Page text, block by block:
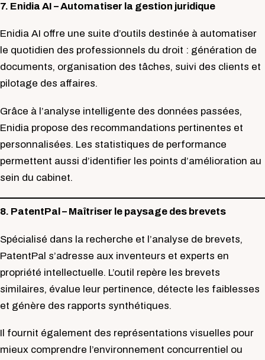
7. Enidia AI – Automatiser la gestion juridique
Enidia AI offre une suite d’outils destinée à automatiser
le quotidien des professionnels du droit : génération de
documents, organisation des tâches, suivi des clients et
pilotage des affaires.
Grâce à l’analyse intelligente des données passées,
Enidia propose des recommandations pertinentes et
personnalisées. Les statistiques de performance
permettent aussi d’identifier les points d’amélioration au
sein du cabinet.
8. PatentPal – Maîtriser le paysage des brevets
Spécialisé dans la recherche et l’analyse de brevets,
PatentPal s’adresse aux inventeurs et experts en
propriété intellectuelle. L’outil repère les brevets
similaires, évalue leur pertinence, détecte les faiblesses
et génère des rapports synthétiques.
Il fournit également des représentations visuelles pour
mieux comprendre l’environnement concurrentiel ou